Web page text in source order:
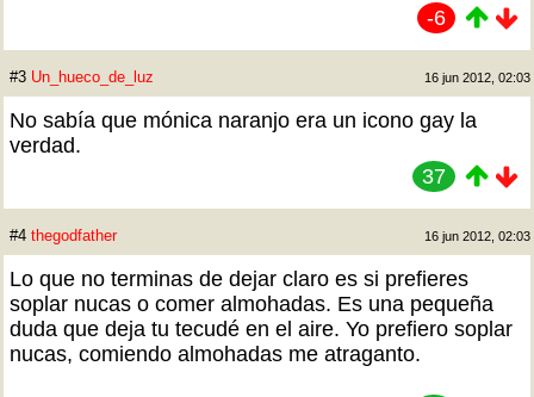
-6
#3 Un_hueco_de_luz 16 jun 2012, 02:03
No sabía que mónica naranjo era un icono gay la
verdad.
37
#4 thegodfather 16 jun 2012, 02:03
Lo que no terminas de dejar claro es si prefieres
soplar nucas o comer almohadas. Es una pequeña
duda que deja tu tecudé en el aire. Yo prefiero soplar
nucas, comiendo almohadas me atraganto.